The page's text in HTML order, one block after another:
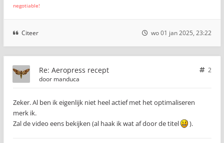
negotiable!
Citeer wo 01 jan 2025, 23:22
Re: Aeropress recept
2
door manduca
Zeker. Al ben ik eigenlijk niet heel actief met het optimaliseren
merk ik.
Zal de video eens bekijken (al haak ik wat af door de titel
).